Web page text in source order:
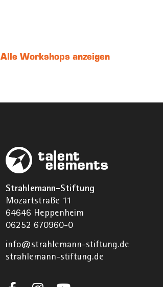
Alle Workshops anzeigen
Strahlemann-Stiftung
Mozartstraße 11
64646 Heppenheim
06252 670960-0
info@strahlemann-stiftung.de
strahlemann-stiftung.de